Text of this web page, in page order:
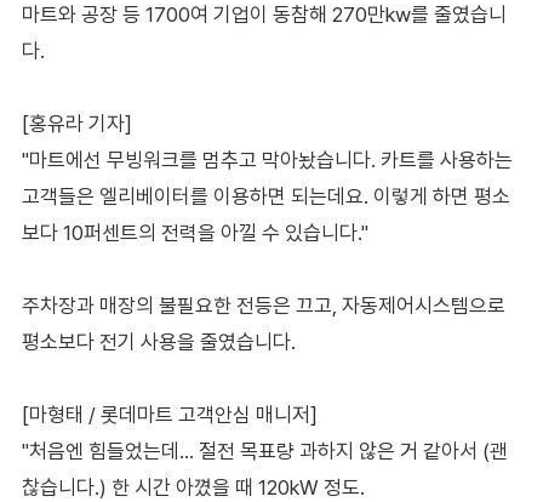
마트와 공장 등 1700여 기업이 동참해 270만kw를 줄였습니
다.
[홍유라 기자]
"마트에선 무빙워크를 멈추고 막아놨습니다. 카트를 사용하는
고객들은 엘리베이터를 이용하면 되는데요. 이렇게 하면 평소
보다 10퍼센트의 전력을 아낄 수 있습니다."
주차장과 매장의 불필요한 전등은 끄고, 자동제어시스템으로
평소보다 전기 사용을 줄였습니다.
[마형태 / 롯데마트 고객안심 매니저]
"처음엔 힘들었는데… 절전 목표량 과하지 않은 거 같아서 (괜
찮습니다.) 한 시간 아꼈을 때 120kW 정도.